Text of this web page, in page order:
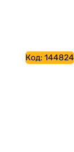
Код: 144824